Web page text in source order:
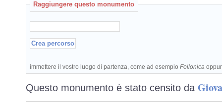
Raggiungere questo monumento
immettere il vostro luogo di partenza, come ad esempio Follonica
Questo monumento è stato censito da